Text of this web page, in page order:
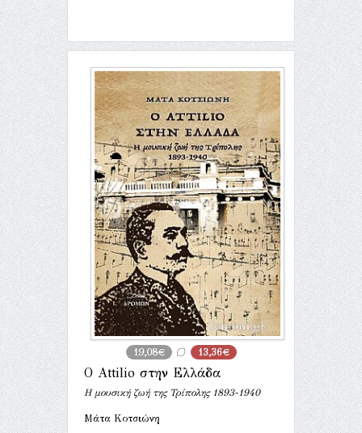
19,08€ 13,36€
Ο Attilio στην Ελλάδα
Η μουσική ζωή της Τρίπολης 1893-1940
Μάτα Κοτσιώνη